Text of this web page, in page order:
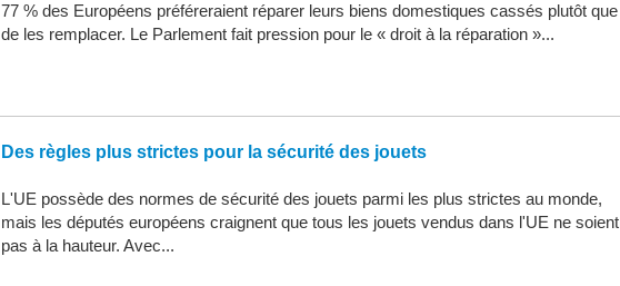
77 % des Européens préféreraient réparer leurs biens domestiques cassés plutôt que
de les remplacer. Le Parlement fait pression pour le « droit à la réparation »...
Des règles plus strictes pour la sécurité des jouets
L'UE possède des normes de sécurité des jouets parmi les plus strictes au monde,
mais les députés européens craignent que tous les jouets vendus dans l'UE ne soient
pas à la hauteur. Avec...